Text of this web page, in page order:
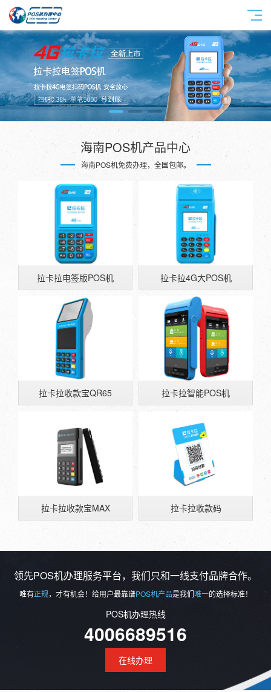
海南POS机产品中心
海南POS机免费办理，全国包邮。
拉卡拉电签版POS机 拉卡拉4G大POS机
拉卡拉收款宝QR65 拉卡拉智能POS机
拉卡拉收款宝MAX 拉卡拉收款码
领先POS机办理服务平台，我们只和一线支付品牌合作。
唯有正规，才有机会！给用户最靠谱POS机产品是我们唯一的选择标准！
POS机办理热线
4006689516
在线办理